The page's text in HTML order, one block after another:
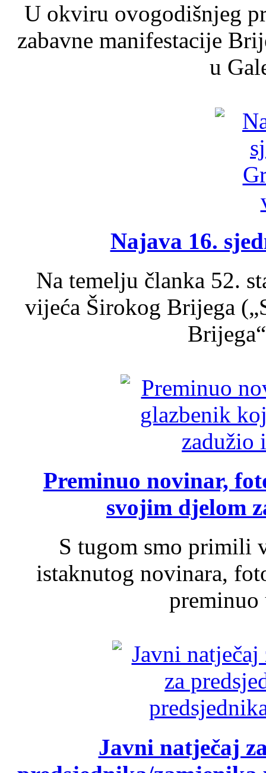
U okviru ovogodišnjeg
zabavne manifestacije
u
Najava 16.
Na temelju članka 52.
vijeća Širokog Brijega
Preminuo novinar,
svojim djelom
S tugom smo primili
istaknutog novinara,
Javni natječaj